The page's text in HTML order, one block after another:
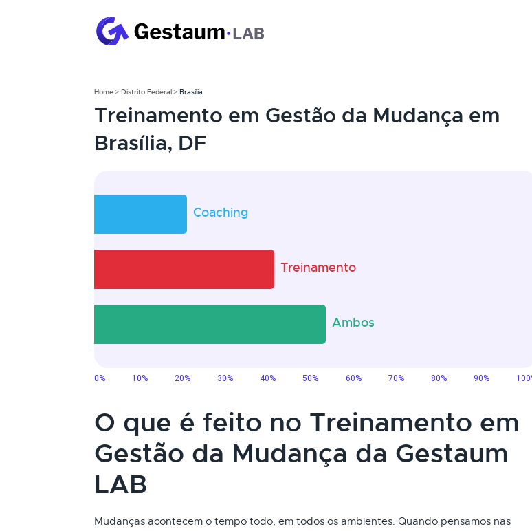
Home Distrito Federal Brasília
Treinamento em Gestão da Mudança em
Brasília, DF
O que é feito no Treinamento em
Gestão da Mudança da Gestaum
LAB
Mudanças acontecem o tempo todo, em todos os ambientes. Quando pensamos nas